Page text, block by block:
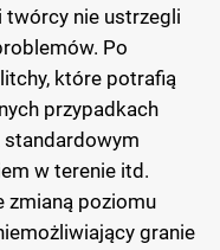
twórcy nie ustrzegli
Po
które potrafią
przypadkach
standardowym
w terenie itd.
zmianą poziomu
granie